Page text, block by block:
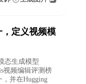
定义视频模
态生成模型
视频编辑评测榜
并在Hugging